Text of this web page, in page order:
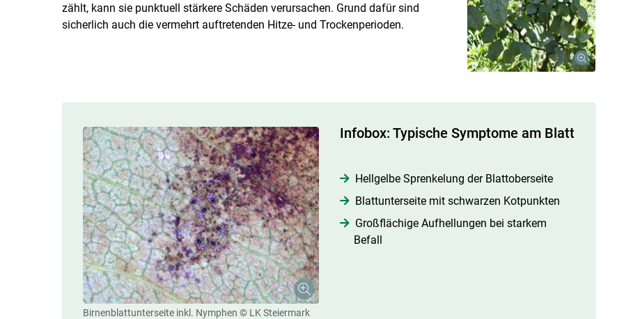
zählt, kann sie punktuell stärkere Schäden verursachen. Grund dafür sind
sicherlich auch die vermehrt auftretenden Hitze- und Trockenperioden.
Birnenblattunterseite inkl. Nymphen © LK Steiermark
Infobox: Typische Symptome am Blatt
Hellgelbe Sprenkelung der Blattoberseite
Blattunterseite mit schwarzen Kotpunkten
Großflächige Aufhellungen bei starkem
Befall